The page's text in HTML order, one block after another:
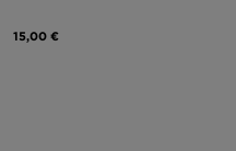
15,00 €